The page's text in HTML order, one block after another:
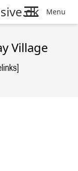
Menu
Village